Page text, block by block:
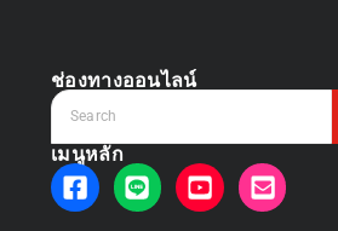
ช่องทางออนไลน์
เมนูหลัก